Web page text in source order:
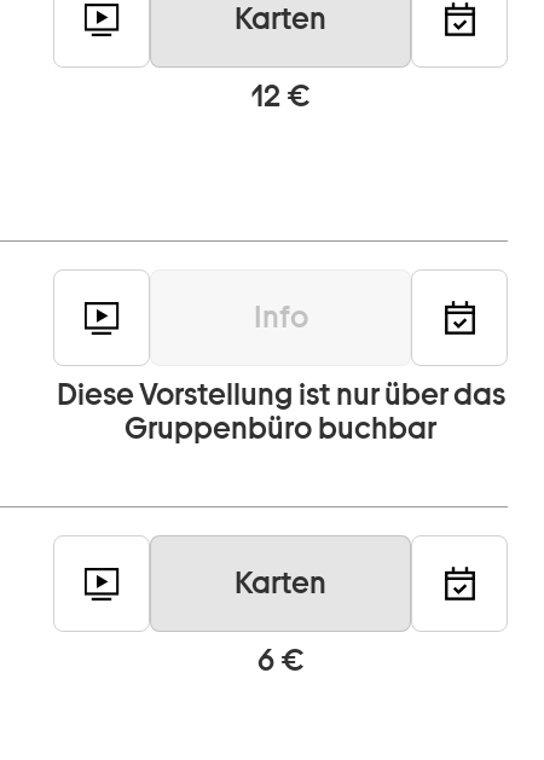
Karten
12 €
Info
Diese Vorstellung ist nur über das
Gruppenbüro buchbar
Karten
6 €